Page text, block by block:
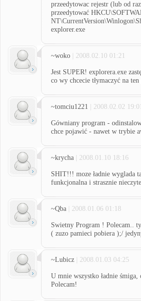
przeedytowac rejestr (lub od
przeedytować
explorer.exe
~woko | 2008.02.10 01:21
Jest SUPER! explorera.exe
co wy chcecie tłymaczyć na
~tomciu1221 | 2008.02.02 19:01
Gówniany program -
chce pojawić - nawet w trybie
~krycha | 2008.01.10 18:16
SHIT!!! moze ładnie wyglada
funkcjonalna i strasznie
~Qba | 2008.01.06 01:18
Swietny Program ! Polecam..
( zuzo pamieci pobiera );/
~Lubicz | 2008.01.03 04:25
U mnie wszystko ładnie śmiga,
Polecam!